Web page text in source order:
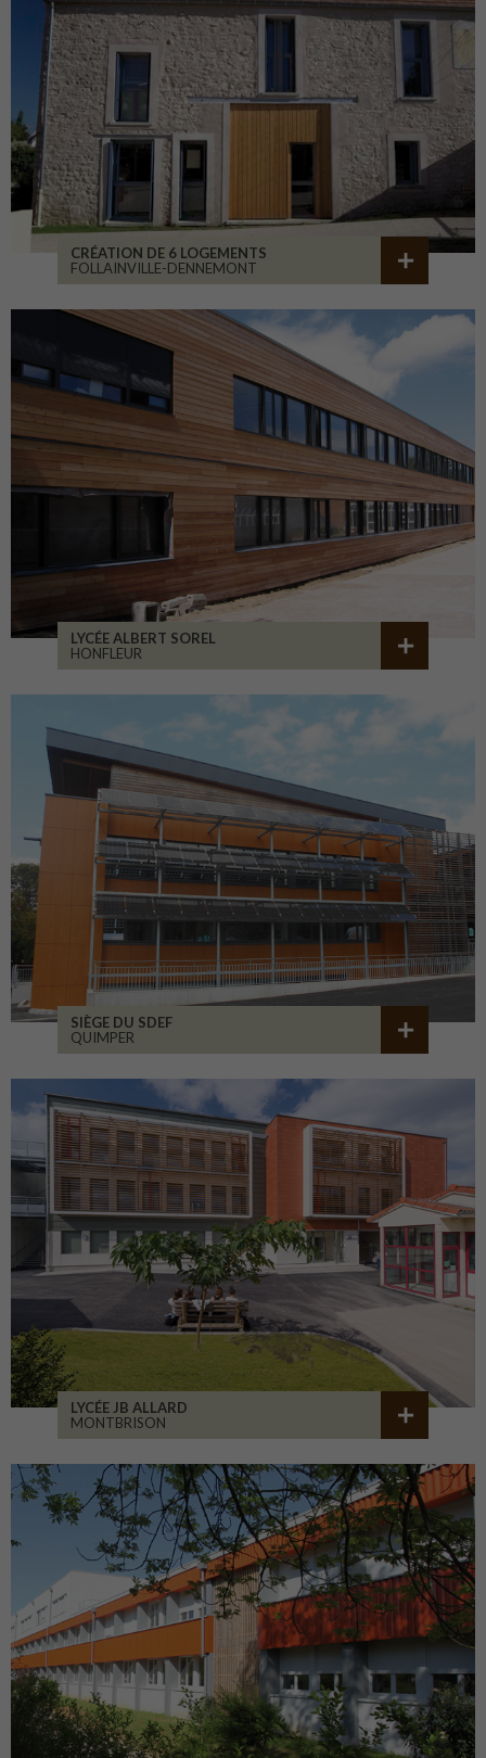
CRÉATION DE 6 LOGEMENTS
FOLLAINVILLE-DENNEMONT
LYCÉE ALBERT SOREL
HONFLEUR
SIÈGE DU SDEF
QUIMPER
LYCÉE JB ALLARD
MONTBRISON